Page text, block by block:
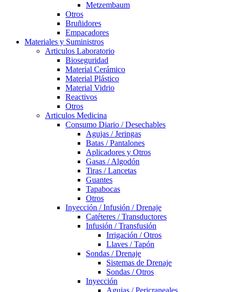
Metzembaum
Otros
Bruñidores
Empacadores
Materiales y Suministros
Articulos Laboratorio
Bioseguridad
Material Cerámico
Material Plástico
Material Vidrio
Reactivos
Otros
Articulos Medicina
Consumo Diario / Desechables
Agujas / Jeringas
Batas / Pantalones
Aplicadores y Otros
Gasas / Algodón
Tiras / Lancetas
Guantes
Tapabocas
Otros
Inyección / Infusión / Drenaje
Catéteres / Transductores
Infusión / Transfusión
Irrigación / Otros
Llaves / Tapón
Sondas / Drenaje
Sistemas de Drenaje
Sondas / Otros
Inyección
Agujas / Pericraneales